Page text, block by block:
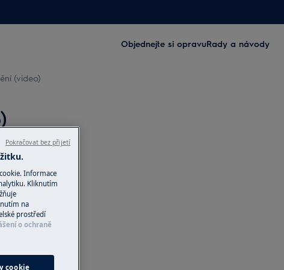
Objednejte si opravuRady a návody
(video)
Informace
Kliknutím
na
prostředí
o ochraně
cookie
Pokračovat bez přijetí